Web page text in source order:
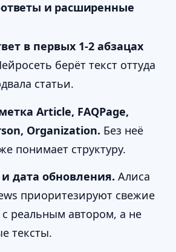
ответы и расширенные
в первых 1-2 абзацах
берёт текст оттуда
статьи.
Article, FAQPage,
Organization. Без неё
понимает структуру.
и дата обновления. Алиса
приоритезируют свежие
реальным автором, а не
тексты.